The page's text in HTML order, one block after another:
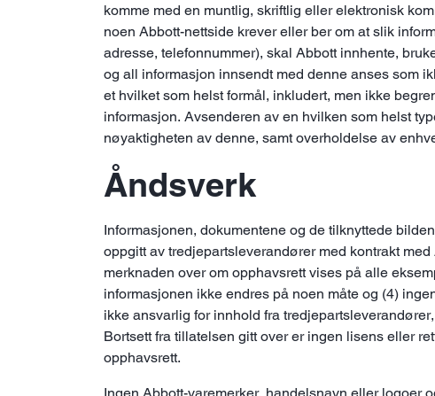
komme med en muntlig, skriftlig eller elektronisk
noen Abbott-nettside krever eller ber om at slik
adresse, telefonnummer), skal Abbott innhente,
og all informasjon innsendt med denne anses som
et hvilket som helst formål, inkludert, men ikke
informasjon. Avsenderen av en hvilken som helst
nøyaktigheten av denne, samt overholdelse av
Åndsverk
Informasjonen, dokumentene og de tilknyttede
oppgitt av tredjepartsleverandører med kontrakt
merknaden over om opphavsrett vises på alle
informasjonen ikke endres på noen måte og (4)
ikke ansvarlig for innhold fra
Bortsett fra tillatelsen gitt over er ingen lisens eller
opphavsrett.